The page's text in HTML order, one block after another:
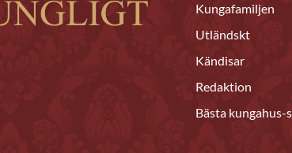
Kungafamiljen
Utländskt
Kändisar
Redaktion
Bästa kungahus-